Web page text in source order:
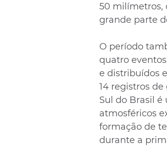
50 milímetros,
grande parte
O período
quatro
e distribuídos
14 registros
Sul do Brasil é
atmosféricos
formação de
durante a